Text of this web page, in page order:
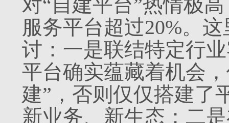
对“自建平台”热情极
服务平台超过20%。
讨：一是联结特定行
平台确实蕴藏着机会
建”，否则仅仅搭建了
新业务、新生态；二